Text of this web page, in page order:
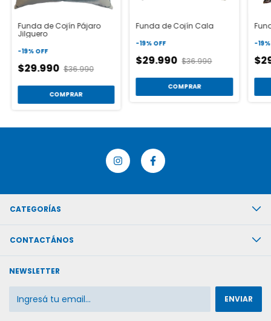
Funda de Cojín Pájaro
Jilguero
-19% OFF
$29.990 $36.990
COMPRAR
Funda de Cojín Cala
-19% OFF
$29.990 $36.990
COMPRAR
-19
CATEGORÍAS
CONTACTÁNOS
NEWSLETTER